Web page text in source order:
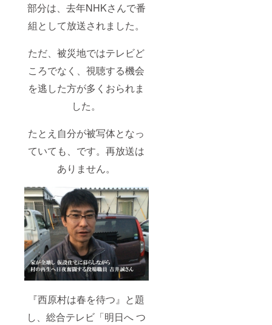
部分は、去年NHKさんで番
組として放送されました。
ただ、被災地ではテレビど
ころでなく、視聴する機会
を逃した方が多くおられま
した。
たとえ自分が被写体となっ
ていても、です。再放送は
ありません。
『西原村は春を待つ』と題
し、総合テレビ「明日へ つ